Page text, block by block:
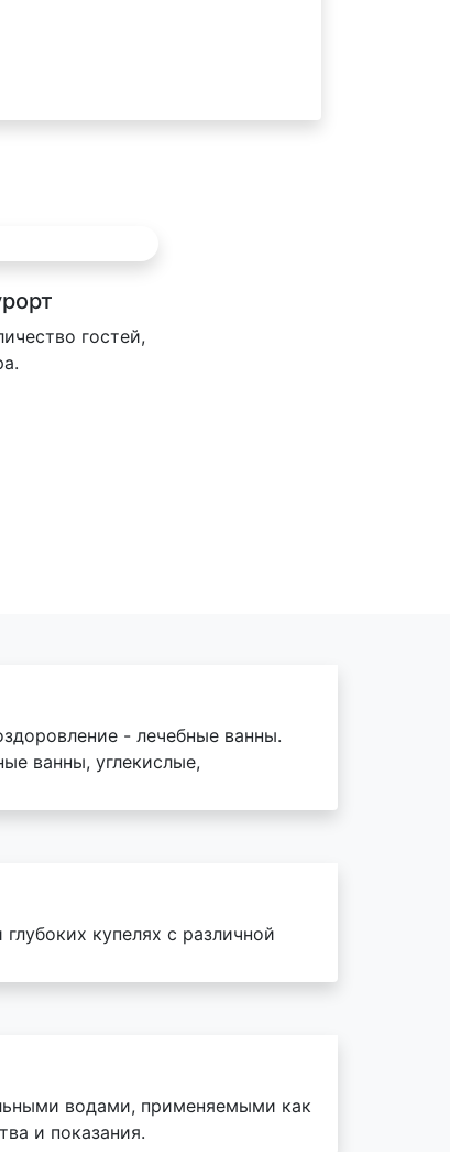
гостей,
- лечебные ванны.
ванны, углекислые,
купелях с различной
водами, применяемыми как
и показания.